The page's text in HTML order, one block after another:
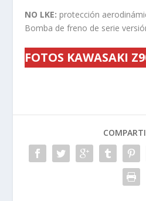
NO LKE: protección
Bomba de freno de serie
FOTOS KAWASAKI